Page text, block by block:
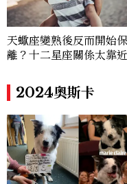
天蠍座變熟後反而開始
離？十二星座關係太靠
壓力就先躲起來
2024奧斯卡